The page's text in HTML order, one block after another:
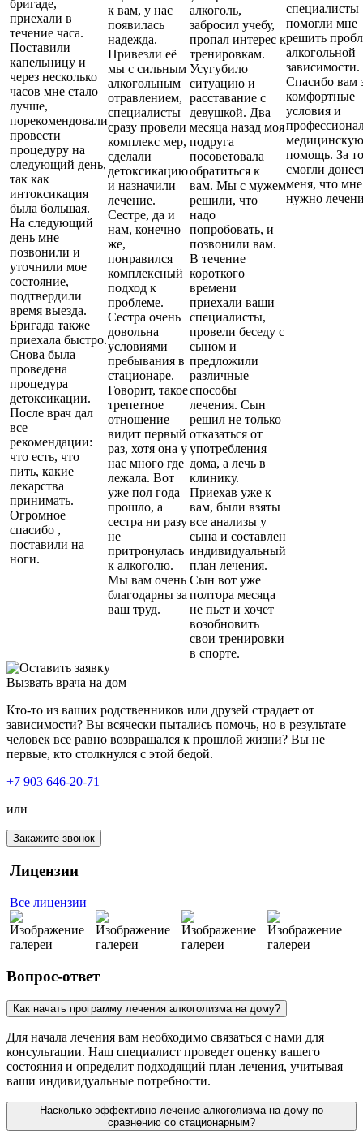
бригаде,
приехали в
течение часа.
Поставили
капельницу и
через несколько
часов мне стало
лучше,
порекомендовали
провести
процедуру на
следующий день,
так как
интоксикация
была большая.
На следующий
день мне
позвонили и
уточнили мое
состояние,
подтвердили
время выезда.
Бригада также
приехала быстро.
Снова была
проведена
процедура
детоксикации.
После врач дал
все
рекомендации:
что есть, что
пить, какие
лекарства
принимать.
Огромное
спасибо ,
поставили на
ноги.
к вам, у нас
появилась
надежда.
Привезли её
мы с сильным
алкогольным
отравлением,
специалисты
сразу провели
комплекс мер,
сделали
детоксикацию
и назначили
лечение.
Сестре, да и
нам, конечно
же,
понравился
комплексный
подход к
проблеме.
Сестра очень
довольна
условиями
пребывания в
стационаре.
Говорит, такое
трепетное
отношение
видит первый
раз, хотя она у
нас много где
лежала. Вот
уже пол года
прошло, а
сестра ни разу
не
притронулась
к алкоголю.
Мы вам очень
благодарны за
ваш труд.
алкоголь,
забросил учебу,
пропал интерес к
тренировкам.
Усугубило
ситуацию и
расставание с
девушкой. Два
месяца назад моя
подруга
посоветовала
обратиться к
вам. Мы с мужем
решили, что
надо
попробовать, и
позвонили вам.
В течение
короткого
времени
приехали ваши
специалисты,
провели беседу с
сыном и
предложили
различные
способы
лечения. Сын
решил не только
отказаться от
употребления
дома, а лечь в
клинику.
Приехав уже к
вам, были взяты
все анализы у
сына и составлен
индивидуальный
план лечения.
Сын вот уже
полтора месяца
не пьет и хочет
возобновить
свои тренировки
в спорте.
специалисты
помогли мне
решить
алкогольной
зависимости.
Спасибо вам
комфортные
условия и
помощь. За
смогли
меня, что мне
нужно
Вызвать врача на дом
Кто-то из ваших родственников или друзей страдает от
зависимости? Вы всячески пытались помочь, но в результате
человек все равно возвращался к прошлой жизни? Вы не
первые, кто столкнулся с этой бедой.
+7 903 646-20-71
или
Закажите звонок
Лицензии
Все лицензии
Вопрос-ответ
Как начать программу лечения алкоголизма на дому?
Для начала лечения вам необходимо связаться с нами для
консультации. Наш специалист проведет оценку вашего
состояния и определит подходящий план лечения, учитывая
ваши индивидуальные потребности.
Насколько эффективно лечение алкоголизма на дому по
сравнению со стационарным?